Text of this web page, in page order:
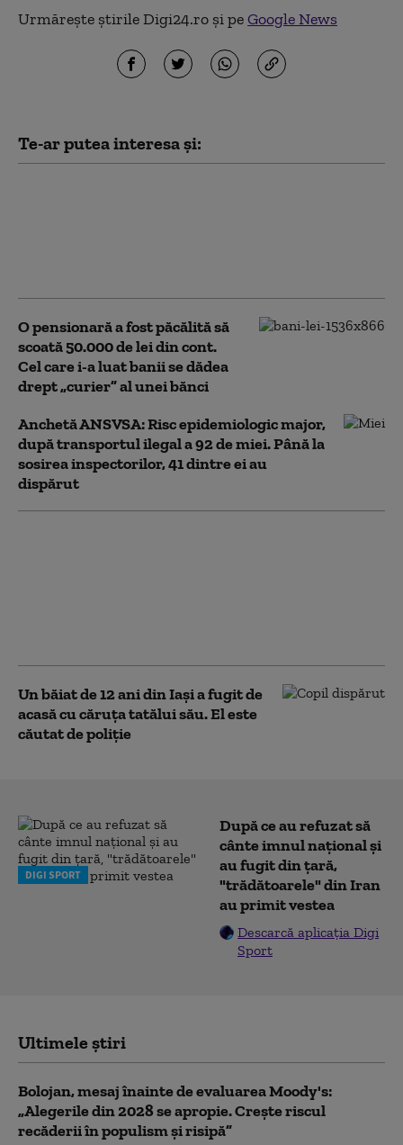
Urmărește știrile Digi24.ro și peGoogle News
Te-ar putea interesa și:
O pensionară a fost păcălită să
scoată 50.000 de lei din cont.
Cel care i-a luat banii se dădea
drept „curier” al unei bănci
Anchetă ANSVSA: Risc epidemiologic major,
după transportul ilegal a 92 de miei. Până la
sosirea inspectorilor, 41 dintre ei au
dispărut
Un băiat de 12 ani din Iași a fugit de
acasă cu căruţa tatălui său. El este
căutat de poliție
DIGI SPORT
După ce au refuzat să
cânte imnul naţional şi
au fugit din ţară,
"trădătoarele" din Iran
au primit vestea
Descarcă aplicația Digi
Sport
Ultimele știri
Bolojan, mesaj înainte de evaluarea Moody's:
„Alegerile din 2028 se apropie. Crește riscul
recăderii în populism și risipă”